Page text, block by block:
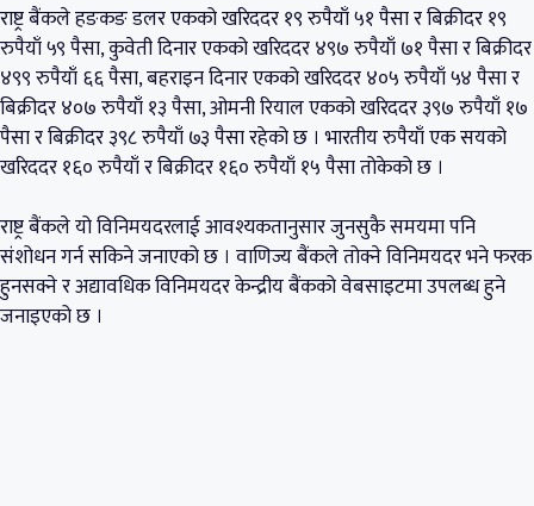
राष्ट्र बैंकले हङकङ डलर एकको खरिददर १९ रुपैयाँ ५१ पैसा र बिक्रीदर १९
रुपैयाँ ५९ पैसा, कुवेती दिनार एकको खरिददर ४९७ रुपैयाँ ७१ पैसा र बिक्रीदर
४९९ रुपैयाँ ६६ पैसा, बहराइन दिनार एकको खरिददर ४०५ रुपैयाँ ५४ पैसा र
बिक्रीदर ४०७ रुपैयाँ १३ पैसा, ओमनी रियाल एकको खरिददर ३९७ रुपैयाँ १७
पैसा र बिक्रीदर ३९८ रुपैयाँ ७३ पैसा रहेको छ । भारतीय रुपैयाँ एक सयको
खरिददर १६० रुपैयाँ र बिक्रीदर १६० रुपैयाँ १५ पैसा तोकेको छ ।
राष्ट्र बैंकले यो विनिमयदरलाई आवश्यकतानुसार जुनसुकै समयमा पनि
संशोधन गर्न सकिने जनाएको छ । वाणिज्य बैंकले तोक्ने विनिमयदर भने फरक
हुनसक्ने र अद्यावधिक विनिमयदर केन्द्रीय बैंकको वेबसाइटमा उपलब्ध हुने
जनाइएको छ ।